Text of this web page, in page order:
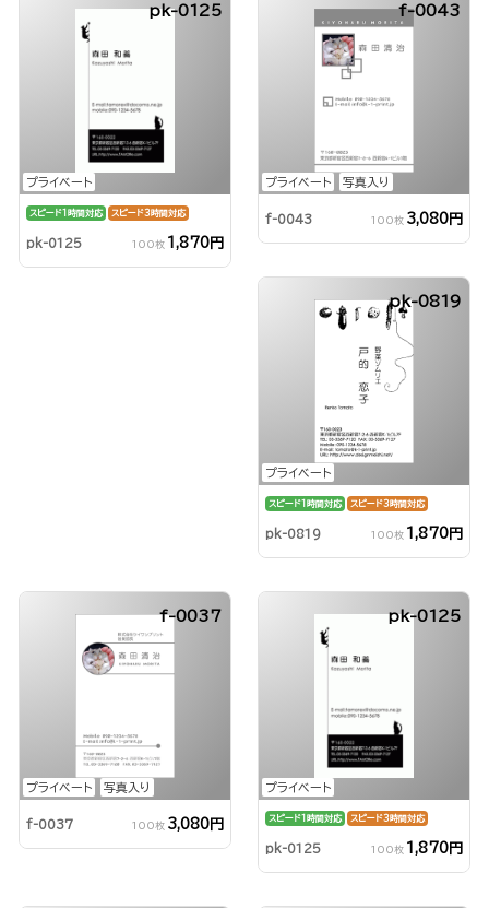
プライベート
pk-0125
スピード1時間対応 スピード3時間対応
pk-0125 100枚 1,870円
プライベート 写真入り
f-0043
f-0043 100枚 3,080円
プライベート
pk-0819
スピード1時間対応 スピード3時間対応
pk-0819 100枚 1,870円
プライベート 写真入り
f-0037
f-0037 100枚 3,080円
プライベート
pk-0125
スピード1時間対応 スピード3時間対応
pk-0125 100枚 1,870円